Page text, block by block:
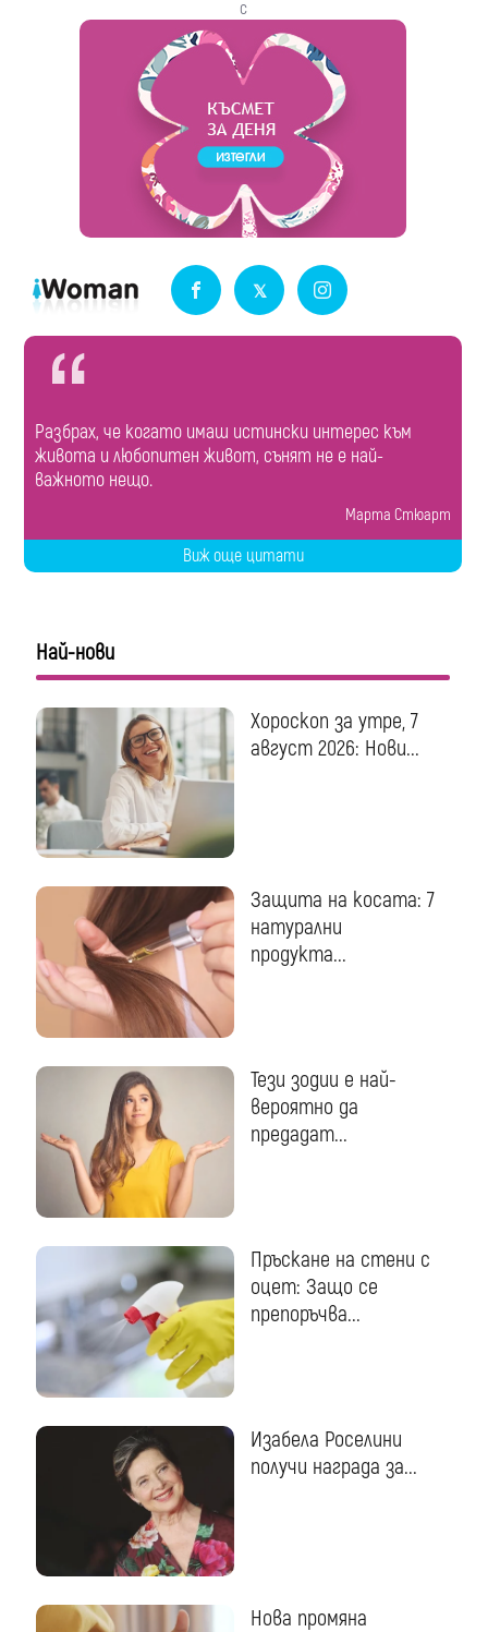
с
Разбрах, че когато имаш истински интерес към
живота и любопитен живот, сънят не е най-
важното нещо.
Марта Стюарт
Виж още цитати
Най-нови
Хороскоп за утре, 7
август 2026: Нови...
Защита на косата: 7
натурални
продукта...
Тези зодии е най-
вероятно да
предадат...
Пръскане на стени с
оцет: Защо се
препоръчва...
Изабела Роселини
получи награда за...
Нова промяна